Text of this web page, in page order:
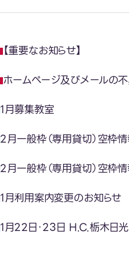
【重要なお知らせ】
ホームページ及びメールの
1月募集教室
2月一般枠（専用貸切）空枠
2月一般枠（専用貸切）空枠
1月利用案内変更のお知らせ
1月22日・23日 H.C.栃木日